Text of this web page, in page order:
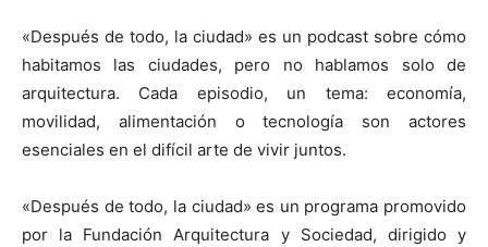
«Después de todo, la ciudad» es un podcast sobre cómo
habitamos las ciudades, pero no hablamos solo de
arquitectura. Cada episodio, un tema: economía,
movilidad, alimentación o tecnología son actores
esenciales en el difícil arte de vivir juntos.
«Después de todo, la ciudad» es un programa promovido
por la Fundación Arquitectura y Sociedad, dirigido y